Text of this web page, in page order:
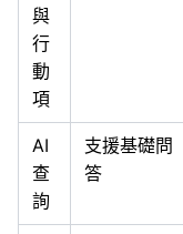
與
行
動
項
AI
查
詢
支援基礎問
答